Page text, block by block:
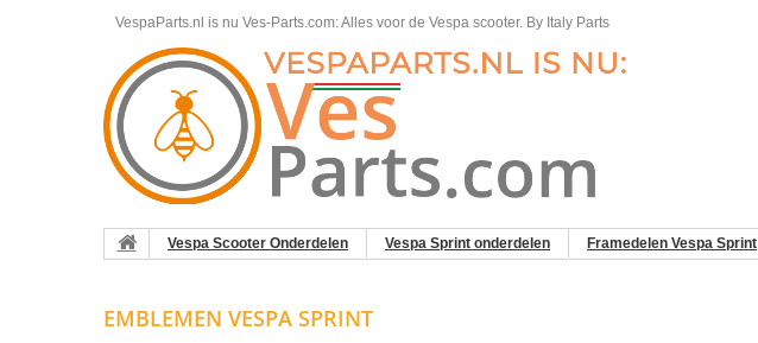
VespaParts.nl is nu Ves-Parts.com: Alles voor de Vespa scooter. By Italy Parts
Vespa Scooter Onderdelen Vespa Sprint onderdelen Framedelen Vespa Sprint
EMBLEMEN VESPA SPRINT